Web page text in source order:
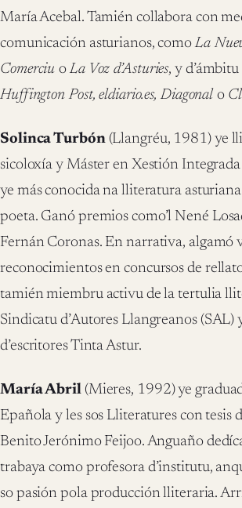
María Acebal. Tamién collabora con
comunicación asturianos, comoLa
ComerciuoLa Voz d’Asturies, y
Huffington Post, eldiario.es, Diagonalo
Solinca Turbón(Llangréu, 1981) ye
sicoloxía y Máster en Xestión Integrada
ye más conocida na lliteratura
poeta. Ganó premios como’l Nené
Fernán Coronas. En narrativa, algamó
reconocimientos en concursos de
tamién miembru activu de la tertulia
Sindicatu d’Autores Llangreanos (SAL)
d’escritores Tinta Astur.
María Abril(Mieres, 1992) ye
Epañola y les sos Lliteratures con tesis
Benito Jerónimo Feijoo. Anguaño
trabaya como profesora d’institutu,
so pasión pola producción lliteraria.